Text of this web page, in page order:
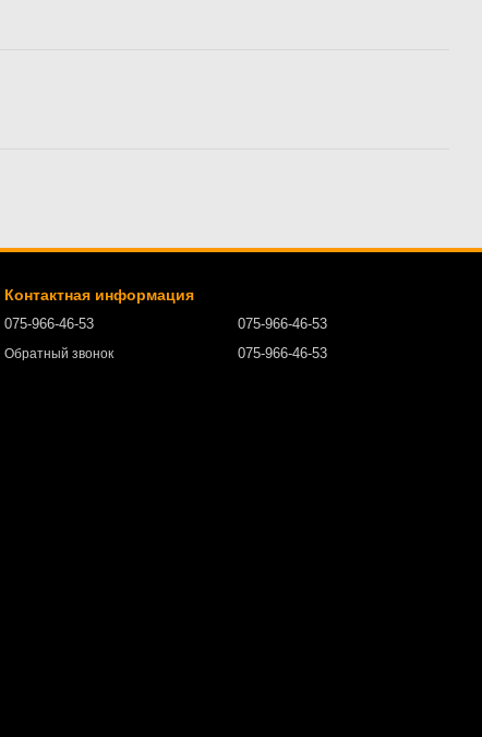
Контактная информация
075-966-46-53
Обратный звонок
075-966-46-53
075-966-46-53